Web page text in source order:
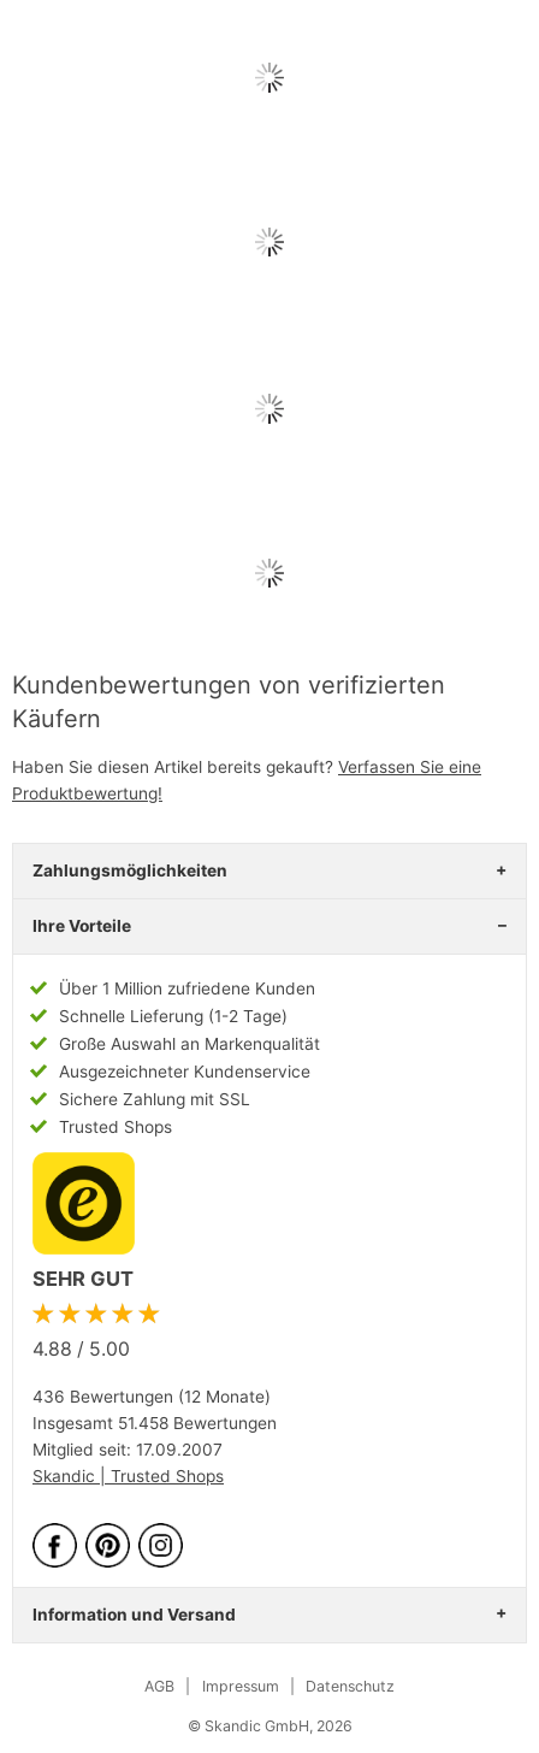
Kundenbewertungen von verifizierten
Käufern
Haben Sie diesen Artikel bereits gekauft? Verfassen Sie eine
Produktbewertung!
Zahlungsmöglichkeiten
Ihre Vorteile
Über 1 Million zufriedene Kunden
Schnelle Lieferung (1-2 Tage)
Große Auswahl an Markenqualität
Ausgezeichneter Kundenservice
Sichere Zahlung mit SSL
Trusted Shops
SEHR GUT
★★★★★
4.88 / 5.00
436 Bewertungen (12 Monate)
Insgesamt 51.458 Bewertungen
Mitglied seit: 17.09.2007
Skandic | Trusted Shops
Information und Versand
AGB Impressum Datenschutz
© Skandic GmbH, 2026